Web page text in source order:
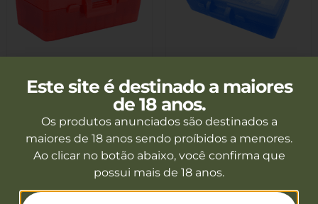
Shotgun Para 50
Cartuchos Calibre 38 357
22LR Vermelha
R$31,50
6x deR$5,83
Shotgun Para 50
Cartuchos Calibre 40 E
R$31,50
6x deR$5,83
Este site é destinado a maiores
de 18 anos.
Os produtos anunciados são destinados a
maiores de 18 anos sendo proíbidos a menores.
Ao clicar no botão abaixo, você confirma que
possui mais de 18 anos.